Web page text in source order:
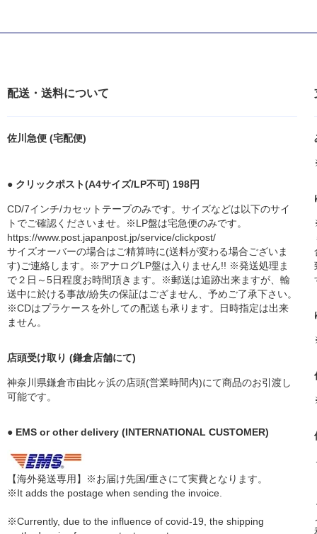
配送・送料について
佐川急便 (宅配便)
● クリックポスト(A4サイズ/LP不可) 198円
CD/7インチ/カセットテープのみです。サイズなどは以下のサイ
トでご確認くださいませ。※LP盤は宅急便のみです。
https://www.post.japanpost.jp/service/clickpost/
サイズオーバーの場合はご精算時に(送料が変わる場合ございま
す)ご連絡します。※アナログLP盤は入りません!! ※発送処理ま
で２日～5日程度お時間頂きます。※郵送は追跡出来ますが、輸
送中に於ける事故/紛失の保証はござません、予めご了承下さい。
※CDはプラケースを外しての配送も承ります。日時指定は出来
ません。
店頭受け取り (鎌倉店舗にて)
神奈川県鎌倉市由比ヶ浜の店頭(営業時間内)にて商品のお引渡し
可能です。
● EMS or other delivery (INTERNATIONAL CUSTOMER)
【海外発送専用】※お届け先国/重さにて実費となります。
※It adds the postage when sending the invoice.
※Currently, due to the influence of covid-19, the shipping